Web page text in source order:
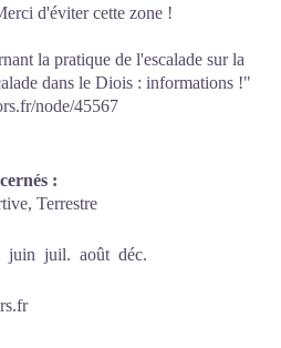
d'éviter cette zone !
la pratique de l'escalade sur la
dans le Diois : informations !"
node/45567
:
Terrestre
juin juil. août déc.